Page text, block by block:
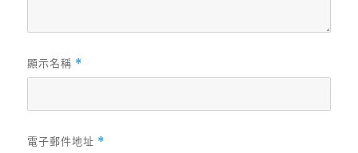
顯示名稱 *
電子郵件地址 *